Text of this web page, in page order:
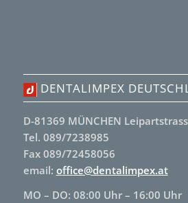
DENTALIMPEX
D-81369 MÜNCHEN
Tel. 089/7238985
Fax 089/72458056
email: office@dentalimpex.at
MO – DO: 08:00 Uhr – 16:00 Uhr